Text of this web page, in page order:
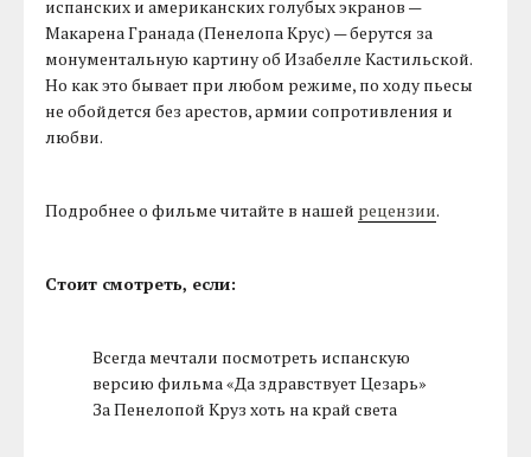
испанских и американских голубых экранов —
Макарена Гранада (Пенелопа Крус) — берутся за
монументальную картину об Изабелле Кастильской.
Но как это бывает при любом режиме, по ходу пьесы
не обойдется без арестов, армии сопротивления и
любви.
Подробнее о фильме читайте в нашей рецензии.
Стоит смотреть, если:
Всегда мечтали посмотреть испанскую
версию фильма «Да здравствует Цезарь»
За Пенелопой Круз хоть на край света